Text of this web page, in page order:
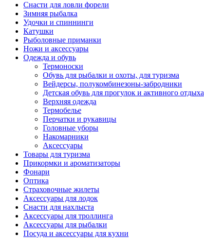
Снасти для ловли форели
Зимняя рыбалка
Удочки и спиннинги
Катушки
Рыболовные приманки
Ножи и аксессуары
Одежда и обувь
Термоноски
Обувь для рыбалки и охоты, для туризма
Вейдерсы, полукомбинезоны-забродники
Детская обувь для прогулок и активного отдыха
Верхняя одежда
Термобелье
Перчатки и рукавицы
Головные уборы
Накомарники
Аксессуары
Товары для туризма
Прикормки и ароматизаторы
Фонари
Оптика
Страховочные жилеты
Аксессуары для лодок
Снасти для нахлыста
Аксессуары для троллинга
Аксессуары для рыбалки
Посуда и аксессуары для кухни